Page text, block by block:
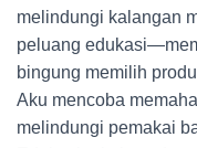
melindungi kalangan
peluang
bingung memilih
Aku mencoba
melindungi pemakai